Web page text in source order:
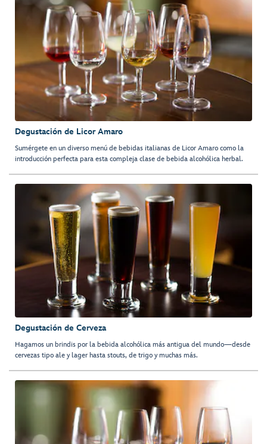
Degustación de Licor Amaro
Sumérgete en un diverso menú de bebidas italianas de Licor Amaro como la
introducción perfecta para esta compleja clase de bebida alcohólica herbal.
Degustación de Cerveza
Hagamos un brindis por la bebida alcohólica más antigua del mundo—desde
cervezas tipo ale y lager hasta stouts, de trigo y muchas más.